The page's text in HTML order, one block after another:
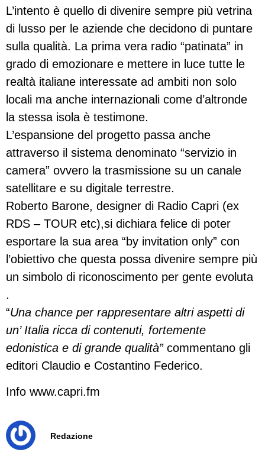
L’intento è quello di divenire sempre più vetrina
di lusso per le aziende che decidono di puntare
sulla qualità. La prima vera radio “patinata” in
grado di emozionare e mettere in luce tutte le
realtà italiane interessate ad ambiti non solo
locali ma anche internazionali come d’altronde
la stessa isola è testimone.
L’espansione del progetto passa anche
attraverso il sistema denominato “servizio in
camera” ovvero la trasmissione su un canale
satellitare e su digitale terrestre.
Roberto Barone, designer di Radio Capri (ex
RDS – TOUR etc),si dichiara felice di poter
esportare la sua area “by invitation only” con
l’obiettivo che questa possa divenire sempre più
un simbolo di riconoscimento per gente evoluta
.
“Una chance per rappresentare altri aspetti di
un’ Italia ricca di contenuti, fortemente
edonistica e di grande qualità”commentano gli
editori Claudio e Costantino Federico.
Info www.capri.fm
Redazione